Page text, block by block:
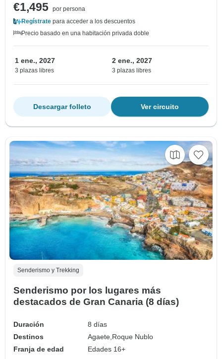
€1,495 por persona
Regístrate para acceder a los descuentos
Precio basado en una habitación privada doble
1 ene., 2027
3 plazas libres
2 ene., 2027
3 plazas libres
Ver circuito
Descargar folleto
Senderismo y Trekking
Senderismo por los lugares más
destacados de Gran Canaria (8 días)
Duración
8 días
Destinos
Agaete, Roque Nublo
Franja de edad
Edades 16+